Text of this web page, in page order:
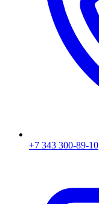
+7 343 300-89-10